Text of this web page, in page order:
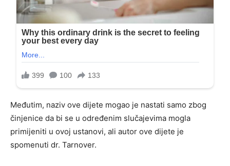
Međutim, naziv ove dijete mogao je nastati samo zbog
činjenice da bi se u određenim slučajevima mogla
primijeniti u ovoj ustanovi, ali autor ove dijete je
spomenuti dr. Tarnover.